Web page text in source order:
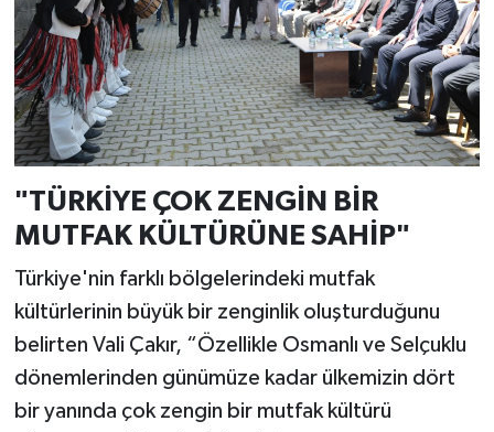
"TÜRKİYE ÇOK ZENGİN BİR
MUTFAK KÜLTÜRÜNE SAHİP"
Türkiye'nin farklı bölgelerindeki mutfak
kültürlerinin büyük bir zenginlik oluşturduğunu
belirten Vali Çakır, “Özellikle Osmanlı ve Selçuklu
dönemlerinden günümüze kadar ülkemizin dört
bir yanında çok zengin bir mutfak kültürü